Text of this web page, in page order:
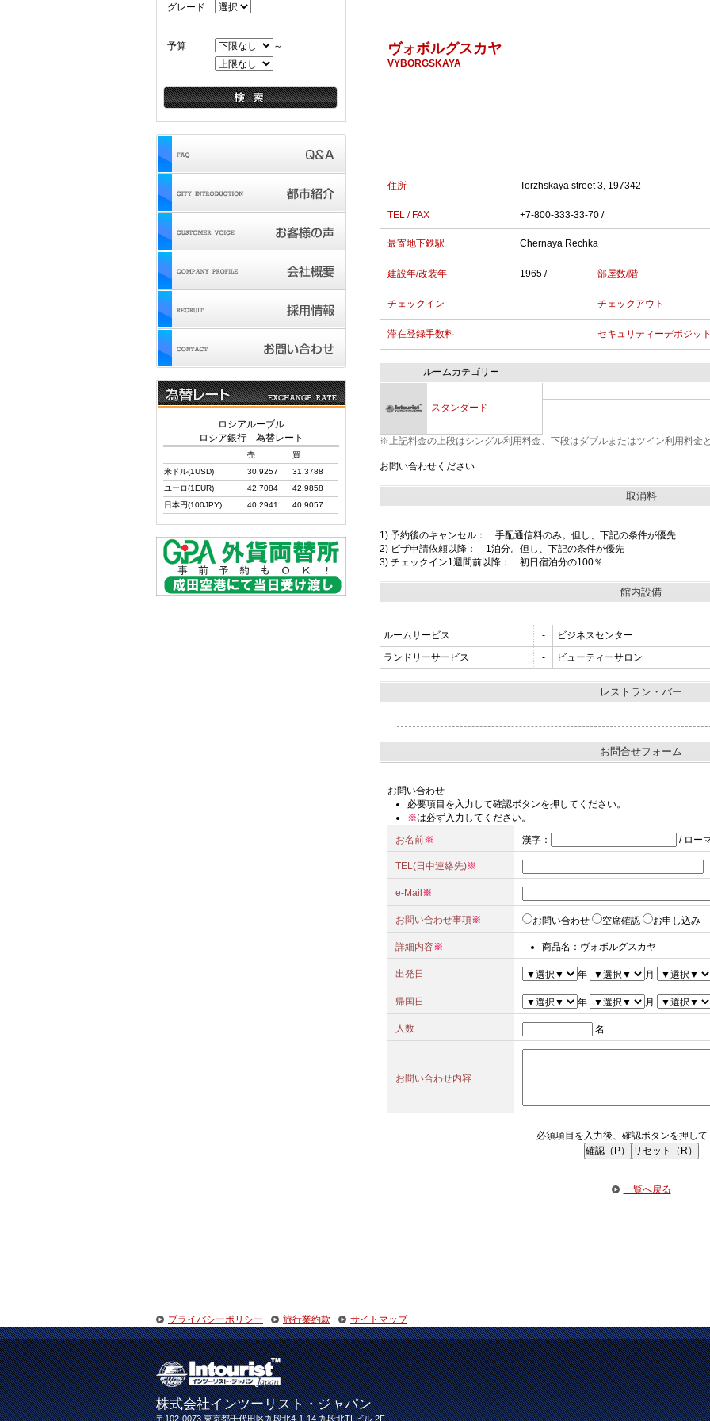
ヴォボルグスカヤ
VYBORGSKAYA
住所 Torzhskaya street 3, 197342
TEL / FAX +7-800-333-33-70 /
最寄地下鉄駅 Chernaya Rechka
建設年/改装年 1965 / - 部屋数/階
チェックイン チェックアウト
滞在登録手数料 セキュリティーデポジット
ルームカテゴリー
スタンダード
※上記料金の上段はシングル利用料金、下段はダブルまたはツイン利用料金と
お問い合わせください
取消料
1) 予約後のキャンセル： 手配通信料のみ。但し、下記の条件が優先
2) ビザ申請依頼以降： 1泊分。但し、下記の条件が優先
3) チェックイン1週間前以降： 初日宿泊分の100％
館内設備
ルームサービス - ビジネスセンター
ランドリーサービス
- ビューティーサロン
レストラン・バー
お問合せフォーム
お問い合わせ
必要項目を入力して確認ボタンを押してください。
※は必ず入力してください。
お名前※ 漢字 ： / ロー
TEL(日中連絡先)※
e-Mail ※
お問い合わせ事項※ お問い合わせ 空席確認 お申し込み
詳細内容※ 商品名：ヴォボルグスカヤ
出発日 年 月
帰国日 年 月
人数 名
お問い合わせ内容
必須項目を入力後、確認ボタンを押して
一覧へ戻る
グレード
予算 ～
ロシアルーブル
ロシア銀行 為替レート
売
買
米ドル(1USD)
30,9257
31,3788
ユーロ(1EUR)
42,7084
42,9858
日本円(100JPY)
40,2941 40,9057
プライバシーポリシー 旅行業約款 サイトマップ
株式会社インツーリスト・ジャパン
〒102-0073 東京都千代田区九段北4-1-14 九段北TLビル 2F